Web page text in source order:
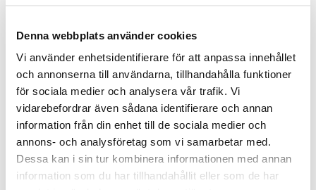
Denna webbplats använder cookies
Vi använder enhetsidentifierare för att anpassa innehållet
och annonserna till användarna, tillhandahålla funktioner
för sociala medier och analysera vår trafik. Vi
vidarebefordrar även sådana identifierare och annan
information från din enhet till de sociala medier och
annons- och analysföretag som vi samarbetar med.
Dessa kan i sin tur kombinera informationen med annan
information som du har tillhandahållit eller som de har
Underrede: RAL 9010
Läs mer - tillverkarens produktsida.
.
Mått